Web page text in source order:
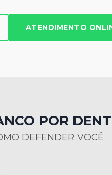
ATENDIMENTO
POR
DEFENDER VOCÊ